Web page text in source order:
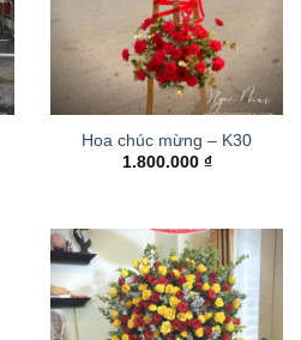
Hoa chúc mừng – K30
1.800.000 ₫